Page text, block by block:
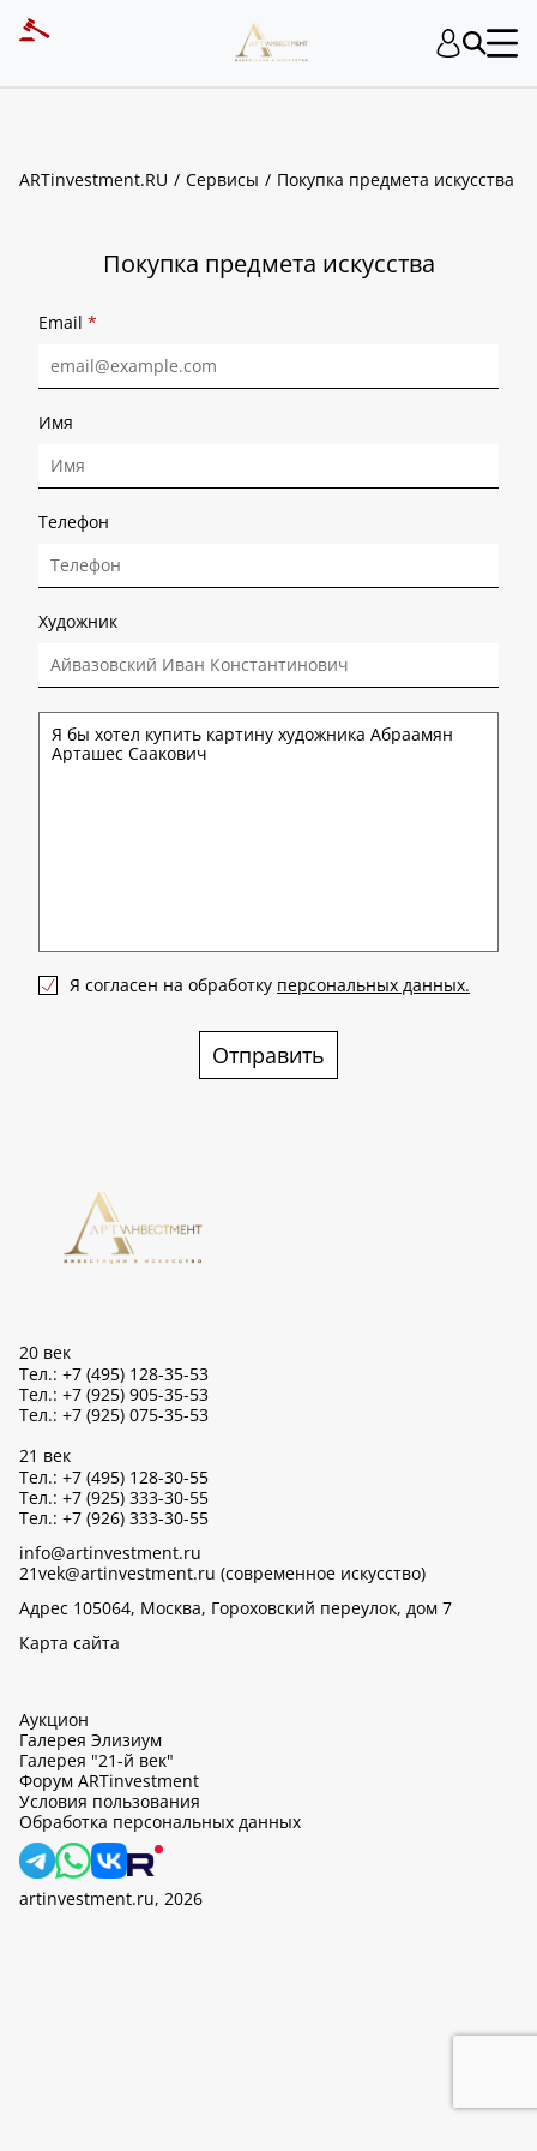
ARTinvestment.RU Сервисы Покупка предмета искусства
Покупка предмета искусства
Email *
Имя
Телефон
Художник
Я согласен на обработку персональных данных.
Отправить
20 век
Тел.: +7 (495) 128-35-53
Тел.: +7 (925) 905-35-53
Тел.: +7 (925) 075-35-53
21 век
Тел.: +7 (495) 128-30-55
Тел.: +7 (925) 333-30-55
Тел.: +7 (926) 333-30-55
info@artinvestment.ru
21vek@artinvestment.ru (современное искусство)
Адрес 105064, Москва, Гороховский переулок, дом 7
Карта сайта
Аукцион
Галерея Элизиум
Галерея "21-й век"
Форум ARTinvestment
Условия пользования
Обработка персональных данных
artinvestment.ru, 2026